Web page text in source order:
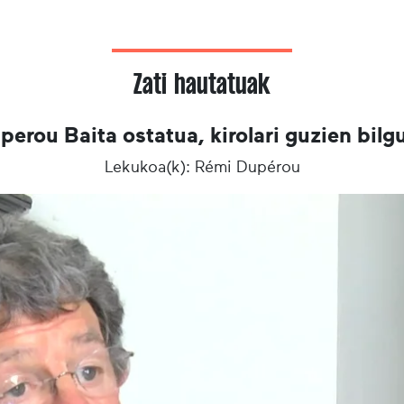
Zati hautatuak
Baita ostatua, kirolari guzien
Lekukoa(k): Rémi Dupérou